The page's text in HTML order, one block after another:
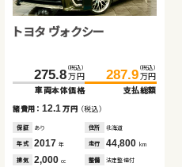
トヨタ ヴォクシー
275.8 （税込）
万円
車両本体価格
287.9 （税込）
万円
支払総額
諸費用： 12.1 万円 （税込）
保証 あり 住所 北海道
年式 2017年 走行 44,800 km
排気 2,000cc 整備 法定整備付
トヨタ ルーミー
134.7 （税込）
万円
車両本体価格
148.8 （税込）
万円
支払総額
諸費用： 14.1 万円 （税込）
保証 あり 住所 北海道
年式 2017年 走行 36,000 km
排気 1,000cc 整備 法定整備付
トヨタ アクア
46.5 （税込）
万円
車両本体価格
59.7 （税込）
万円
支払総額
諸費用： 13.2 万円 （税込）
保証 なし 住所 茨城県
年式 2013年 走行 178,500km
排気 1,500cc 整備 法定整備付